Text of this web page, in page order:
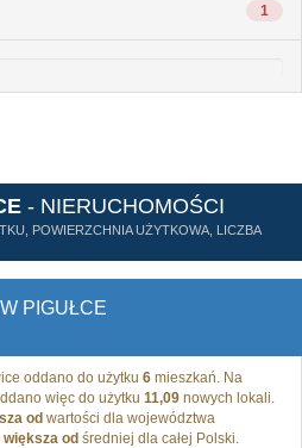
1
- NIERUCHOMOŚCI
POWIERZCHNIA UŻYTKOWA, LICZBA
PIGUŁCE
oddano do użytku 6 mieszkań. Na
więc do użytku 11,09 nowych lokali.
od wartości dla województwa
od średniej dla całej Polski.